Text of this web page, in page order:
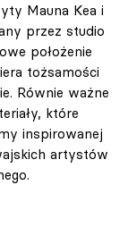
Mauna Kea i
przez studio
położenie
tożsamości
Równie ważne
które
inspirowanej
artystów